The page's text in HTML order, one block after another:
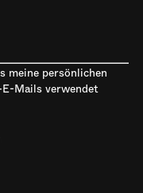
meine persönlichen
Mails verwendet